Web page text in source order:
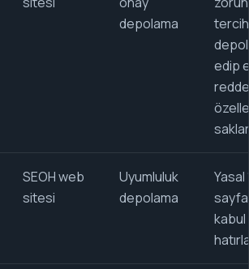
depolama
edip
SEOH web
sitesi
Uyumluluk
depolama
Yasal